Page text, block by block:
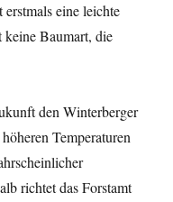
eine leichte
Baumart, die
den Winterberger
Temperaturen
richtet das Forstamt